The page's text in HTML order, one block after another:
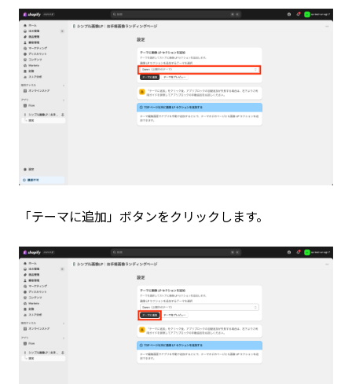
「テーマに追加」ボタンをクリックします。